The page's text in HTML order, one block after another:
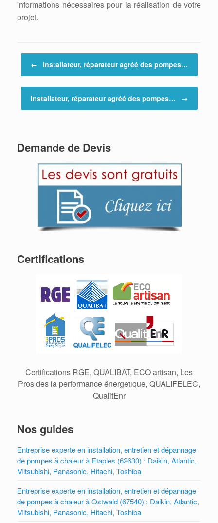
informations nécessaires pour la réalisation de votre
projet.
← Installateur, réparateur agréé des pompes…
Installateur, réparateur agréé des pompes… →
Demande de Devis
Certifications
Certifications RGE, QUALIBAT, ECO artisan, Les
Pros des la performance énergetique, QUALIFELEC,
QualitEnr
Nos guides
Entreprise experte en installation, entretien et dépannage
de pompes à chaleur à Etaples (62630) : Daikin, Atlantic,
Mitsubishi, Panasonic, Hitachi, Toshiba
Entreprise experte en installation, entretien et dépannage
de pompes à chaleur à Ostwald (67540) : Daikin, Atlantic,
Mitsubishi, Panasonic, Hitachi, Toshiba